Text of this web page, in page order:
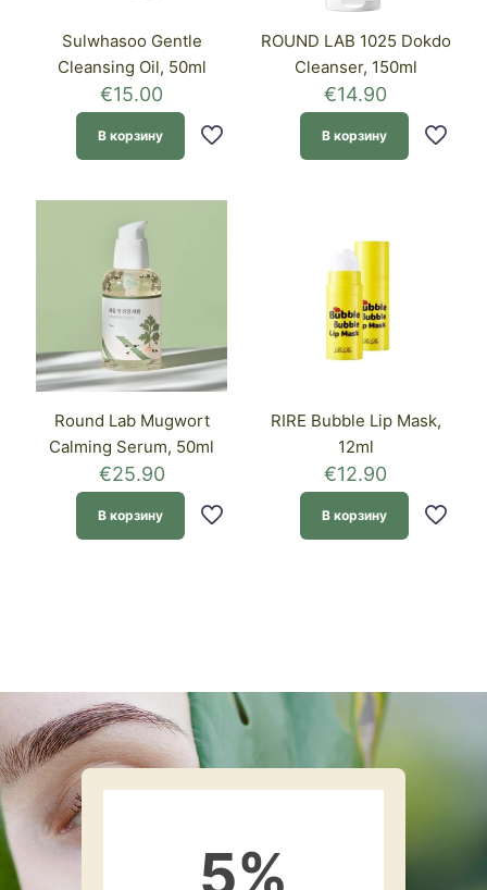
Sulwhasoo Gentle
Cleansing Oil, 50ml
€15.00
В корзину
ROUND LAB 1025 Dokdo
Cleanser, 150ml
€14.90
В корзину
Round Lab Mugwort
Calming Serum, 50ml
€25.90
В корзину
RIRE Bubble Lip Mask,
12ml
€12.90
В корзину
5%